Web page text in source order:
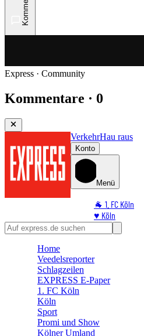
Express · Community
Kommentare · 0
VerkehrHau raus
Konto
Menü
🐐 1. FC Köln
♥️ Köln
⭐ Promi
🛒 Shoppingwelt
Home
Veedelsreporter
Schlagzeilen
EXPRESS E-Paper
1. FC Köln
Köln
Sport
Promi und Show
Kölner Umland